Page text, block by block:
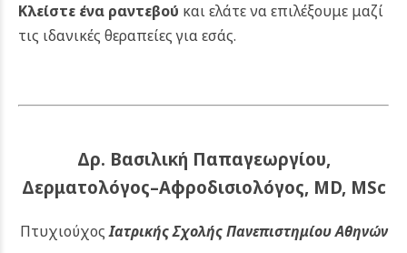
Κλείστε ένα ραντεβού και ελάτε να επιλέξουμε μαζί
τις ιδανικές θεραπείες για εσάς.
Δρ. Βασιλική Παπαγεωργίου,
Δερματολόγος–Αφροδισιολόγος, MD, MSc
ΠτυχιούχοςΙατρικής Σχολής Πανεπιστημίου Αθηνών